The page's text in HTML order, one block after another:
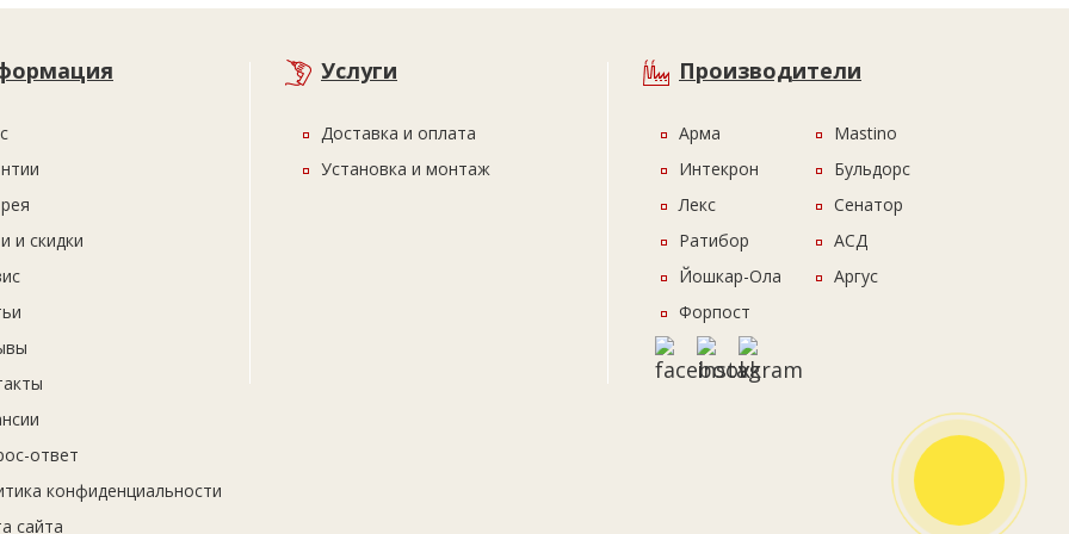
и скидки
ответ
конфиденциальности
сайта
Услуги
Доставка и оплата
Установка и монтаж
Производители
Арма
Интекрон
Лекс
Ратибор
Йошкар-Ола
Форпост
Mastino
Бульдорс
Сенатор
АСД
Аргус